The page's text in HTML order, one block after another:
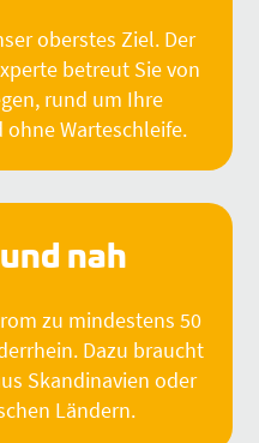
oberstes Ziel. Der
betreut Sie von
rund um Ihre
ohne Warteschleife.
nah
zu mindestens 50
Dazu braucht
Skandinavien oder
Ländern.